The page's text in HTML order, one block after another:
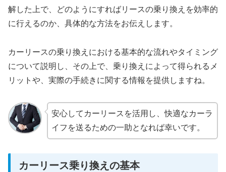
解した上で、どのようにすればリースの乗り換えを効率的
に行えるのか、具体的な方法をお伝えします。
カーリースの乗り換えにおける基本的な流れやタイミング
について説明し、その上で、乗り換えによって得られるメ
リットや、実際の手続きに関する情報を提供しますね。
安心してカーリースを活用し、快適なカーラ
イフを送るための一助となれば幸いです。
カーリース乗り換えの基本